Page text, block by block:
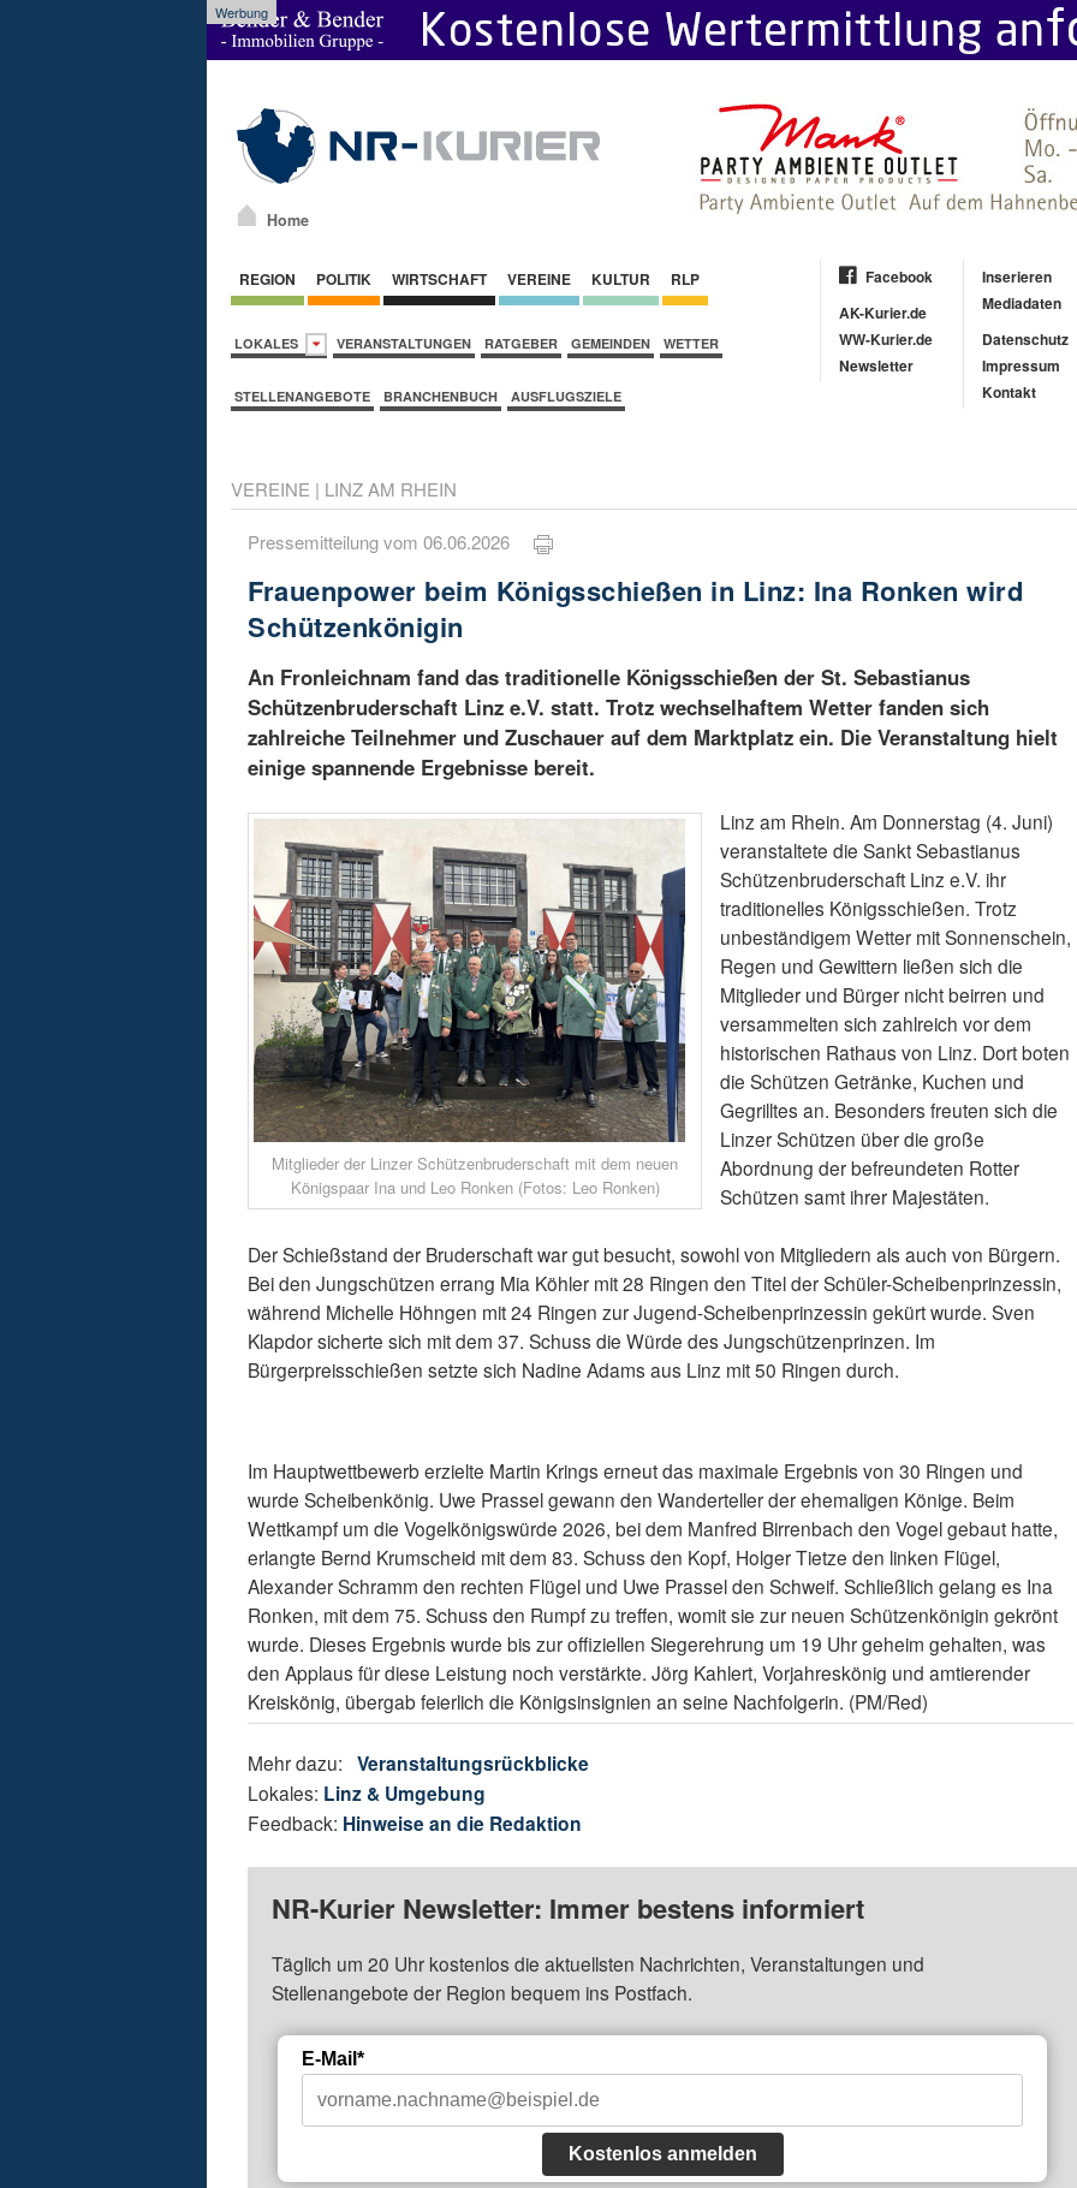
Werbung
Home
REGION POLITIK WIRTSCHAFT VEREINE KULTUR RLP
LOKALES VERANSTALTUNGEN RATGEBER GEMEINDEN WETTER
STELLENANGEBOTE BRANCHENBUCH AUSFLUGSZIELE
Facebook
AK-Kurier.de
WW-Kurier.de
Newsletter
Inserieren
Mediadaten
Datenschutz
Impressum
Kontakt
VEREINE | LINZ AM RHEIN
Pressemitteilung vom 06.06.2026
Frauenpower beim Königsschießen in Linz: Ina Ronken wird
Schützenkönigin
An Fronleichnam fand das traditionelle Königsschießen der St. Sebastianus
Schützenbruderschaft Linz e.V. statt. Trotz wechselhaftem Wetter fanden sich
zahlreiche Teilnehmer und Zuschauer auf dem Marktplatz ein. Die Veranstaltung hielt
einige spannende Ergebnisse bereit.
Mitglieder der Linzer Schützenbruderschaft mit dem neuen
Königspaar Ina und Leo Ronken (Fotos: Leo Ronken)
Linz am Rhein. Am Donnerstag (4. Juni)
veranstaltete die Sankt Sebastianus
Schützenbruderschaft Linz e.V. ihr
traditionelles Königsschießen. Trotz
unbeständigem Wetter mit Sonnenschein,
Regen und Gewittern ließen sich die
Mitglieder und Bürger nicht beirren und
versammelten sich zahlreich vor dem
historischen Rathaus von Linz. Dort boten
die Schützen Getränke, Kuchen und
Gegrilltes an. Besonders freuten sich die
Linzer Schützen über die große
Abordnung der befreundeten Rotter
Schützen samt ihrer Majestäten.
Der Schießstand der Bruderschaft war gut besucht, sowohl von Mitgliedern als auch von Bürgern.
Bei den Jungschützen errang Mia Köhler mit 28 Ringen den Titel der Schüler-Scheibenprinzessin,
während Michelle Höhngen mit 24 Ringen zur Jugend-Scheibenprinzessin gekürt wurde. Sven
Klapdor sicherte sich mit dem 37. Schuss die Würde des Jungschützenprinzen. Im
Bürgerpreisschießen setzte sich Nadine Adams aus Linz mit 50 Ringen durch.
Im Hauptwettbewerb erzielte Martin Krings erneut das maximale Ergebnis von 30 Ringen und
wurde Scheibenkönig. Uwe Prassel gewann den Wanderteller der ehemaligen Könige. Beim
Wettkampf um die Vogelkönigswürde 2026, bei dem Manfred Birrenbach den Vogel gebaut hatte,
erlangte Bernd Krumscheid mit dem 83. Schuss den Kopf, Holger Tietze den linken Flügel,
Alexander Schramm den rechten Flügel und Uwe Prassel den Schweif. Schließlich gelang es Ina
Ronken, mit dem 75. Schuss den Rumpf zu treffen, womit sie zur neuen Schützenkönigin gekrönt
wurde. Dieses Ergebnis wurde bis zur offiziellen Siegerehrung um 19 Uhr geheim gehalten, was
den Applaus für diese Leistung noch verstärkte. Jörg Kahlert, Vorjahreskönig und amtierender
Kreiskönig, übergab feierlich die Königsinsignien an seine Nachfolgerin. (PM/Red)
Mehr dazu:Veranstaltungsrückblicke
Lokales: Linz & Umgebung
Feedback: Hinweise an die Redaktion
NR-Kurier Newsletter: Immer bestens informiert
Täglich um 20 Uhr kostenlos die aktuellsten Nachrichten, Veranstaltungen und
Stellenangebote der Region bequem ins Postfach.
E-Mail*
Kostenlos anmelden